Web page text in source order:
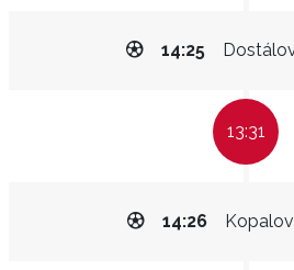
14:25
13:31
14:26